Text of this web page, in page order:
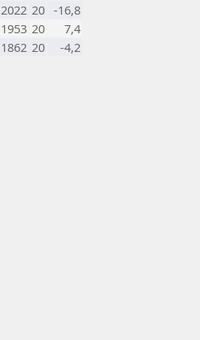
2022 20 -16,8
1953 20
7,4
1862 20 -4,2